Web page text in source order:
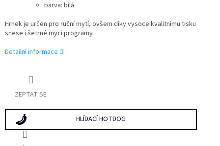
barva: bílá
Hrnek je určen pro ruční mytí, ovšem díky vysoce kvalitnímu tisku
snese i šetrné mycí programy
Detailní informace
ZEPTAT SE
HLÍDACÍ HOTDOG